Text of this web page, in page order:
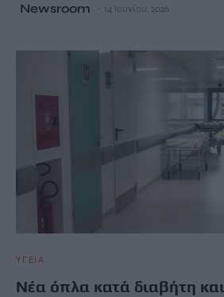
Newsroom 14 Ιουνίου, 2026
ΥΓΕΙΑ
Νέα όπλα κατά διαβήτη